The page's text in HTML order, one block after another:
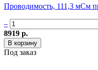
Проводимость, 111,3 мСм
–
8919 р.
Под заказ